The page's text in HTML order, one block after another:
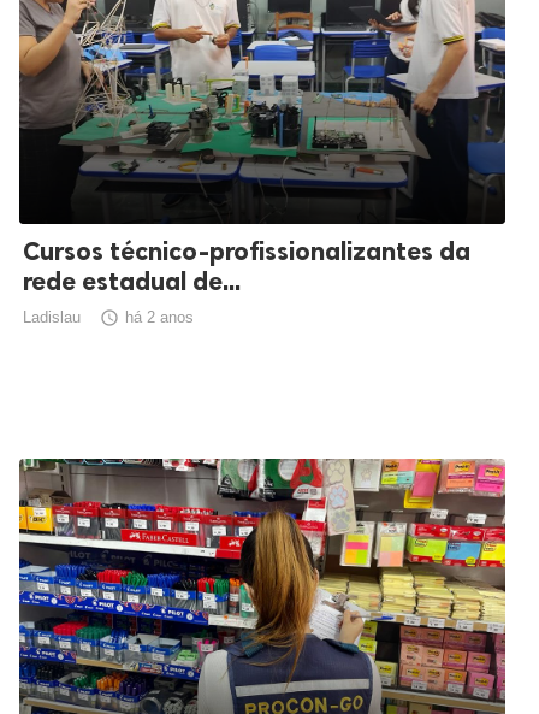
Cursos técnico-profissionalizantes da
rede estadual de...
Ladislau  há 2 anos